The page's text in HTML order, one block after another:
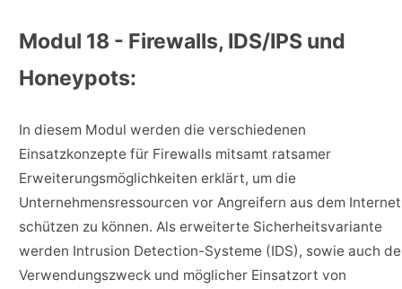
Modul 18 - Firewalls, IDS/IPS und
Honeypots:
In diesem Modul werden die verschiedenen
Einsatzkonzepte für Firewalls mitsamt ratsamer
Erweiterungsmöglichkeiten erklärt, um die
Unternehmensressourcen vor Angreifern aus dem Internet
schützen zu können. Als erweiterte Sicherheitsvariante
werden Intrusion Detection-Systeme (IDS), sowie auch
Verwendungszweck und möglicher Einsatzort von